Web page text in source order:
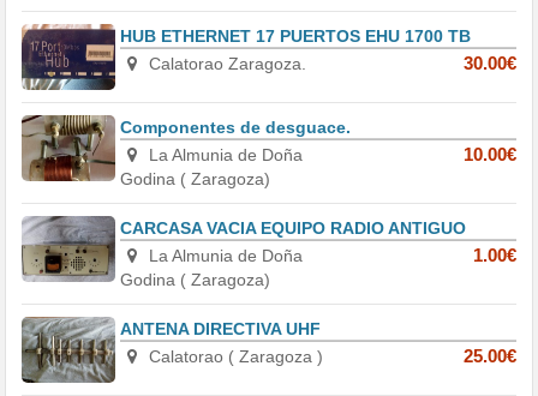
HUB ETHERNET 17 PUERTOS EHU 1700 TB
Calatorao Zaragoza.
30.00€
Componentes de desguace.
La Almunia de Doña
Godina ( Zaragoza)
10.00€
CARCASA VACIA EQUIPO RADIO ANTIGUO
La Almunia de Doña
Godina ( Zaragoza)
1.00€
ANTENA DIRECTIVA UHF
Calatorao ( Zaragoza )
25.00€